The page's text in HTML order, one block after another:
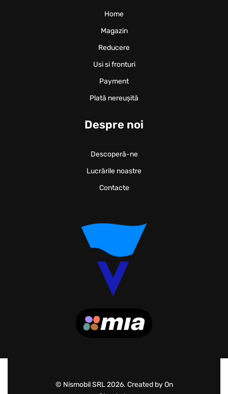
Home
Magazin
Reducere
Usi si fronturi
Payment
Plată nereușită
Despre noi
Descoperă-ne
Lucrările noastre
Contacte
© Nismobil SRL 2026. Created by On